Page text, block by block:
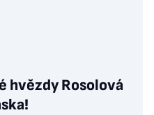
hvězdy Rosolová